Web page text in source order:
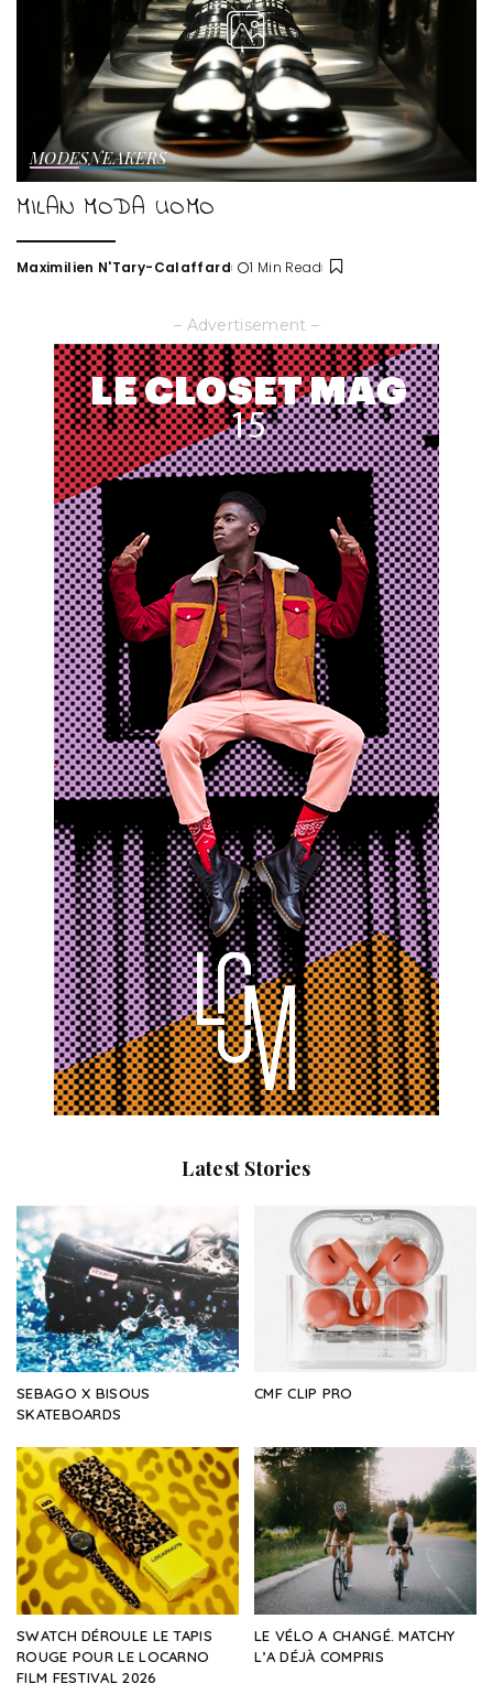
MODESNEAKERS
MILAN MODA UOMO
Posted
Maximilien N'Tary-Calaffard 1 Min Read
– Advertisement –
Latest Stories
SEBAGO X BISOUS
SKATEBOARDS
CMF CLIP PRO
SWATCH DÉROULE LE TAPIS
ROUGE POUR LE LOCARNO
FILM FESTIVAL 2026
LE VÉLO A CHANGÉ. MATCHY
L’A DÉJÀ COMPRIS